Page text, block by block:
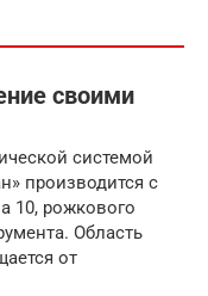
своими
системой
производится с
10, рожкового
Область
от